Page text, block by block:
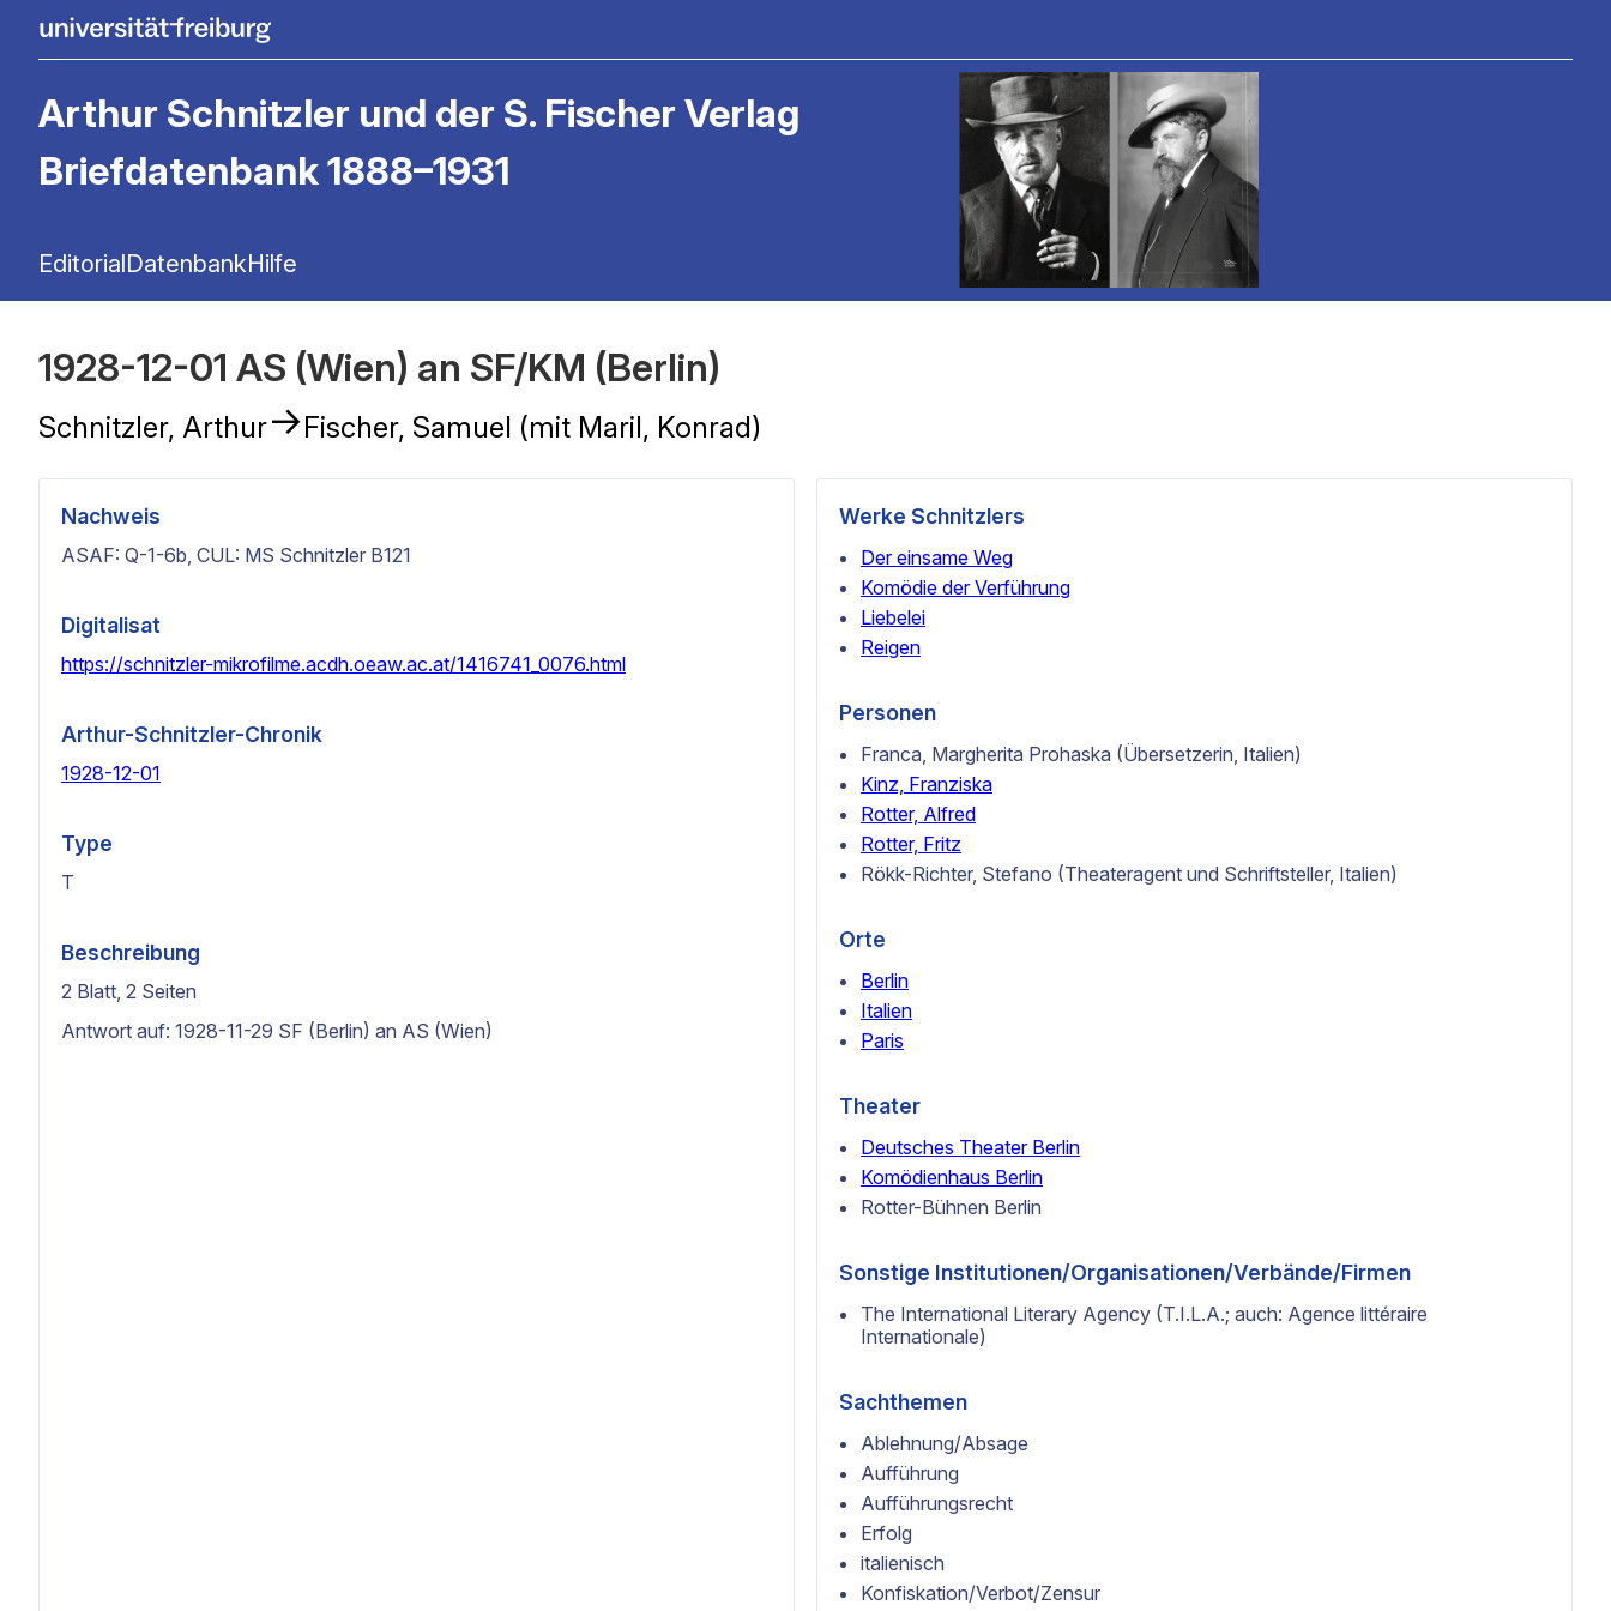
Arthur Schnitzler und der S. Fischer Verlag
Briefdatenbank 1888–1931
EditorialDatenbankHilfe
1928-12-01 AS (Wien) an SF/KM (Berlin)
Schnitzler, Arthur→Fischer, Samuel (mit Maril, Konrad)
Nachweis
ASAF: Q-1-6b, CUL: MS Schnitzler B121
Digitalisat
https://schnitzler-mikrofilme.acdh.oeaw.ac.at/1416741_0076.html
Arthur-Schnitzler-Chronik
1928-12-01
Type
T
Beschreibung
2 Blatt, 2 Seiten
Antwort auf: 1928-11-29 SF (Berlin) an AS (Wien)
Werke Schnitzlers
Der einsame Weg
Komödie der Verführung
Liebelei
Reigen
Personen
Franca, Margherita Prohaska (Übersetzerin, Italien)
Kinz, Franziska
Rotter, Alfred
Rotter, Fritz
Rökk-Richter, Stefano (Theateragent und Schriftsteller, Italien)
Orte
Berlin
Italien
Paris
Theater
Deutsches Theater Berlin
Komödienhaus Berlin
Rotter-Bühnen Berlin
Sonstige Institutionen/Organisationen/Verbände/Firmen
The International Literary Agency (T.I.L.A.; auch: Agence littéraire
Internationale)
Sachthemen
Ablehnung/Absage
Aufführung
Aufführungsrecht
Erfolg
italienisch
Konfiskation/Verbot/Zensur